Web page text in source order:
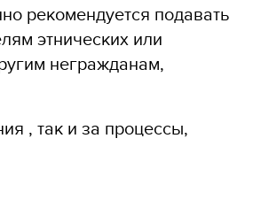
рекомендуется подавать
этнических или
негражданам,
, так и за процессы,